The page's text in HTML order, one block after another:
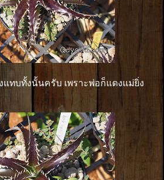
ทบทั้งนั้นครับ เพราะพ่อก็แดงแม่ยิ่ง